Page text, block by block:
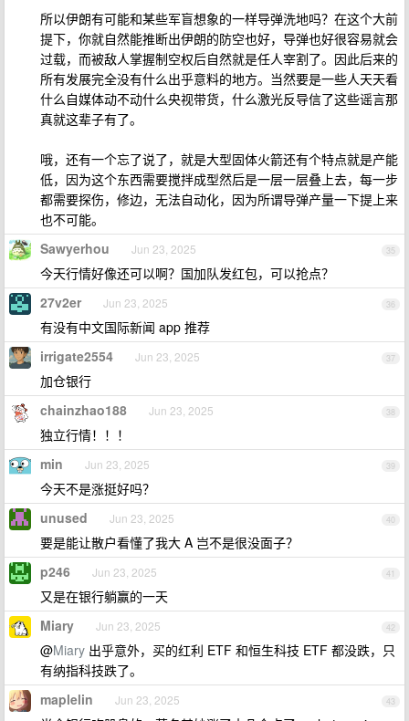
所以伊朗有可能和某些军盲想象的一样导弹洗地吗？在这个大前
提下，你就自然能推断出伊朗的防空也好，导弹也好很容易就会
过载，而被敌人掌握制空权后自然就是任人宰割了。因此后来的
所有发展完全没有什么出乎意料的地方。当然要是一些人天天看
什么自媒体动不动什么央视带货，什么激光反导信了这些谣言那
真就这辈子有了。
哦，还有一个忘了说了，就是大型固体火箭还有个特点就是产能
低，因为这个东西需要搅拌成型然后是一层一层叠上去，每一步
都需要探伤，修边，无法自动化，因为所谓导弹产量一下提上来
也不可能。
35
Sawyerhou Jun 23, 2025
今天行情好像还可以啊？国加队发红包，可以抢点？
36
27v2er Jun 23, 2025
有没有中文国际新闻 app 推荐
37
irrigate2554 Jun 23, 2025
加仓银行
38
chainzhao188 Jun 23, 2025
独立行情！！！
39
min Jun 23, 2025
今天不是涨挺好吗？
40
unused Jun 23, 2025
要是能让散户看懂了我大 A 岂不是很没面子？
41
p246 Jun 23, 2025
又是在银行躺赢的一天
42
Miary Jun 23, 2025
@Miary 出乎意外，买的红利 ETF 和恒生科技 ETF 都没跌，只
有纳指科技跌了。
43
maplelin Jun 23, 2025